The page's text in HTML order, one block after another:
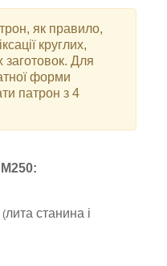
як правило,
круглих,
заготовок. Для
форми
патрон з 4
(лита станина і